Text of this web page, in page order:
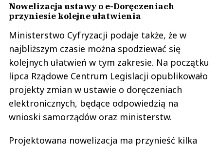
Nowelizacja ustawy o e-Doręczeniach
przyniesie kolejne ułatwienia
Ministerstwo Cyfryzacji podaje także, że w
najbliższym czasie można spodziewać się
kolejnych ułatwień w tym zakresie. Na początku
lipca Rządowe Centrum Legislacji opublikowało
projekty zmian w ustawie o doręczeniach
elektronicznych, będące odpowiedzią na
wnioski samorządów oraz ministerstw.
Projektowana nowelizacja ma przynieść kilka